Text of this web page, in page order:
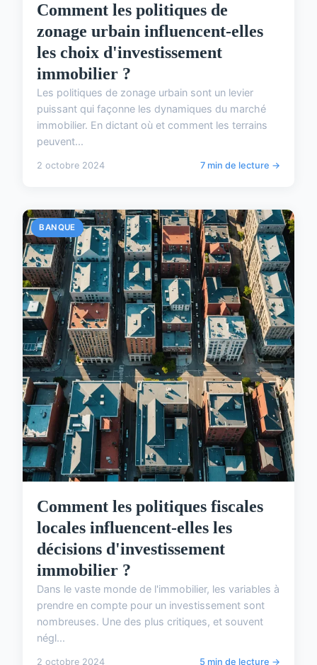
Comment les politiques de
zonage urbain influencent-elles
les choix d'investissement
immobilier ?
Les politiques de zonage urbain sont un levier
puissant qui façonne les dynamiques du marché
immobilier. En dictant où et comment les terrains
peuvent...
2 octobre 2024 7 min de lecture →
BANQUE
Comment les politiques fiscales
locales influencent-elles les
décisions d'investissement
immobilier ?
Dans le vaste monde de l'immobilier, les variables à
prendre en compte pour un investissement sont
nombreuses. Une des plus critiques, et souvent
négl...
2 octobre 2024 5 min de lecture →